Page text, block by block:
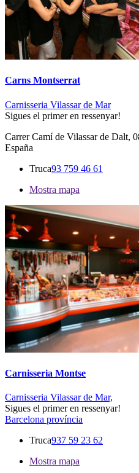
Carns Montserrat
Carnisseria Vilassar de Mar
Sigues el primer en ressenyar!
Carrer Camí de Vilassar de Dalt,
España
Truca93 759 46 61
Mostra mapa
Carnisseria Montse
Carnisseria Vilassar de Mar,
Sigues el primer en ressenyar!
Barcelona província
Truca937 59 23 62
Mostra mapa